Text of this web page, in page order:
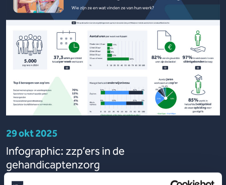
29 okt 2025
Infographic: zzp’ers in de
gehandicaptenzorg